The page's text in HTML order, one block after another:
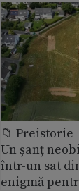
📁 Preistorie
Un șanț
într-un sat
enigmă